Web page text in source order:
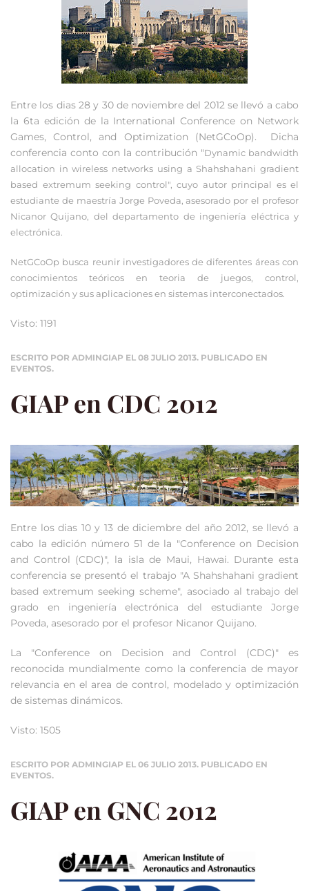
Entre los dias 28 y 30 de noviembre del 2012 se llevó a cabo
la 6ta edición de la International Conference on Network
Games, Control, and Optimization (NetGCoOp). Dicha
conferencia conto con la contribución "Dynamic bandwidth
allocation in wireless networks using a Shahshahani gradient
based extremum seeking control", cuyo autor principal es el
estudiante de maestría Jorge Poveda, asesorado por el profesor
Nicanor Quijano, del departamento de ingeniería eléctrica y
electrónica.
NetGCoOp busca reunir investigadores de diferentes áreas con
conocimientos teóricos en teoria de juegos, control,
optimización y sus aplicaciones en sistemas interconectados.
Visto: 1191
ESCRITO POR ADMINGIAP EL 08 JULIO 2013. PUBLICADO EN
EVENTOS.
GIAP en CDC 2012
Entre los dias 10 y 13 de diciembre del año 2012, se llevó a
cabo la edición número 51 de la "Conference on Decision
and Control (CDC)", la isla de Maui, Hawai. Durante esta
conferencia se presentó el trabajo "A Shahshahani gradient
based extremum seeking scheme", asociado al trabajo del
grado en ingeniería electrónica del estudiante Jorge
Poveda, asesorado por el profesor Nicanor Quijano.
La "Conference on Decision and Control (CDC)" es
reconocida mundialmente como la conferencia de mayor
relevancia en el area de control, modelado y optimización
de sistemas dinámicos.
Visto: 1505
ESCRITO POR ADMINGIAP EL 06 JULIO 2013. PUBLICADO EN
EVENTOS.
GIAP en GNC 2012